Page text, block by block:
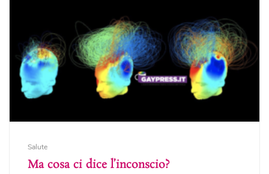
Salute
Ma cosa ci dice l’inconscio?